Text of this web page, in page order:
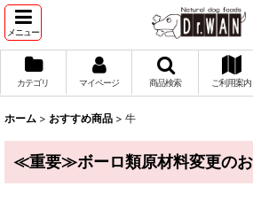
メニュー
カテゴリ マイページ 商品検索 ご利用案内
ホーム > おすすめ商品 > 牛
≪重要≫ボーロ類原材料変更の